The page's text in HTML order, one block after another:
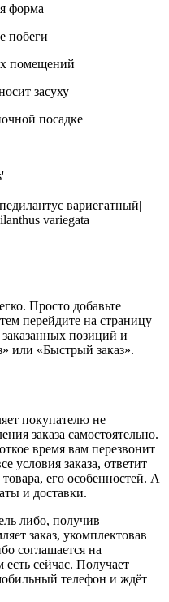
форма
побеги
помещений
засуху
посадке
вариегатный|
variegata
Просто добавьте
перейдите на страницу
позиций и
или «Быстрый заказ».
покупателю не
заказа самостоятельно.
время вам перезвонит
условия заказа, ответит
его особенностей. А
и доставки.
либо, получив
заказ, укомплектовав
соглашается на
сейчас. Получает
телефон и ждёт